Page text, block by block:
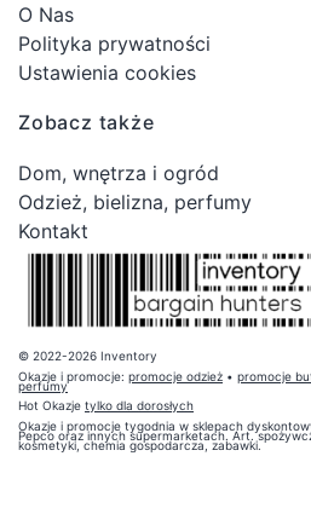
O Nas
Polityka prywatności
Ustawienia cookies
Zobacz także
Dom, wnętrza i ogród
Odzież, bielizna, perfumy
Kontakt
© 2022-2026 Inventory
Okazje i promocje: promocje odzież • promocje
perfumy
Hot Okazje tylko dla dorosłych
Okazje i promocje tygodnia w sklepach
Pepco oraz innych supermarketach. Art.
kosmetyki, chemia gospodarcza, zabawki.